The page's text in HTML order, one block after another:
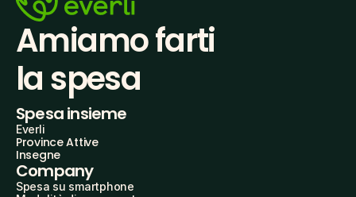
Amiamo farti
la spesa
Spesa insieme
Everli
Province Attive
Insegne
Company
Spesa su smartphone